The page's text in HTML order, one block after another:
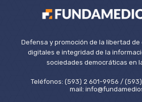
Defensa y promoción de la libertad
digitales e integridad de la
sociedades democráticas en
Teléfonos: (593) 2 601-9956 /
mail: